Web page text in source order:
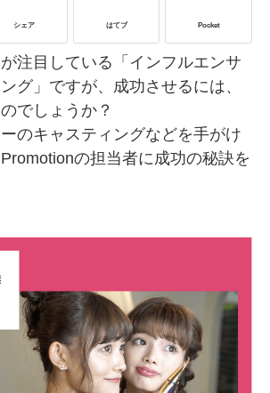
お役立ち資料
サービス資料
SMMLabについて
シェア はてブ Pocket
注目している「インフルエンサ
グ」ですが、成功させるには、
でしょうか？
のキャスティングなどを手がけ
の担当者に成功の秘訣を